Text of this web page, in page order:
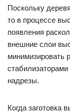
Поскольку
то в процессе
появления
внешние слои
минимизировать
надрезы.
Когда